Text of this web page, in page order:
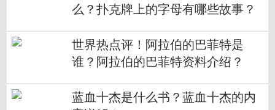
么？扑克牌上的字母有哪些故事？
世界热点评！阿拉伯的巴菲特是
谁？阿拉伯的巴菲特资料介绍？
蓝血十杰是什么书？蓝血十杰的内